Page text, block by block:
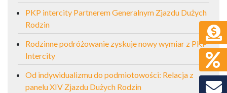
PKP intercity Partnerem Generalnym Zjazdu Dużych
Rodzin
Rodzinne podróżowanie zyskuje nowy wymiar z PKP
Intercity
Od indywidualizmu do podmiotowości: Relacja z
panelu XIV Zjazdu Dużych Rodzin